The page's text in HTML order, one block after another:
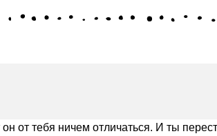
от тебя ничем отличаться. И ты